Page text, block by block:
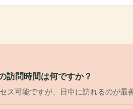
訪問時間は何ですか？
ス可能ですが、日中に訪れるのが最